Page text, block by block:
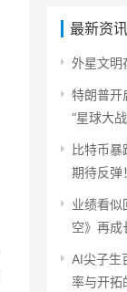
最新资讯
外星文明
特朗普开
“星球大战
比特币
期待反弹！
业绩看似
空》再成
AI尖子生
率与开拓